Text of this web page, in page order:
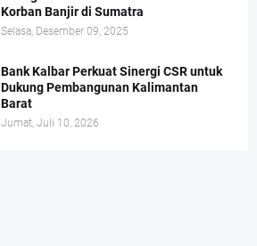
Korban Banjir di Sumatra
Selasa, Desember 09, 2025
Bank Kalbar Perkuat Sinergi CSR untuk
Dukung Pembangunan Kalimantan
Barat
Jumat, Juli 10, 2026